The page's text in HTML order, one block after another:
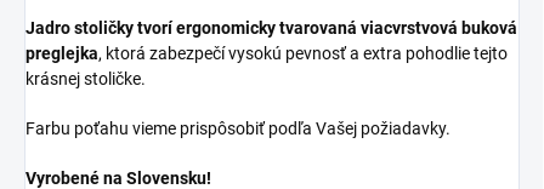
Jadro stoličky tvorí ergonomicky tvarovaná viacvrstvová buková
preglejka, ktorá zabezpečí vysokú pevnosť a extra pohodlie tejto
krásnej stoličke.
Farbu poťahu vieme prispôsobiť podľa Vašej požiadavky.
Vyrobené na Slovensku!